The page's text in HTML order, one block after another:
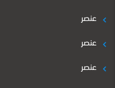
عنصر
عنصر
عنصر